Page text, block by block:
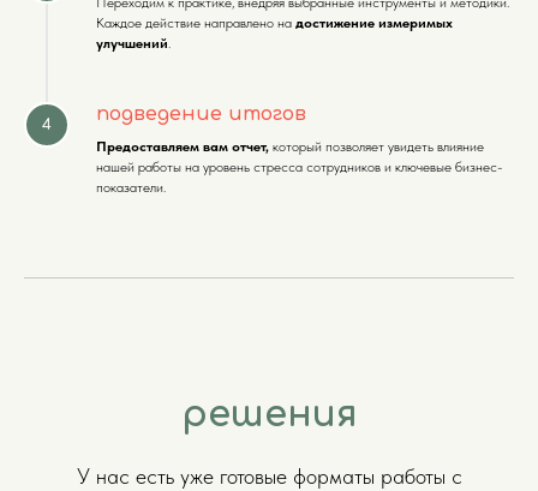
Каждое действие направлено на достижение измеримых
улучшений.
подведение итогов
Предоставляем вам отчет, который позволяет увидеть влияние
нашей работы на уровень стресса сотрудников и ключевые бизнес-
показатели.
решения
У нас есть уже готовые форматы работы с